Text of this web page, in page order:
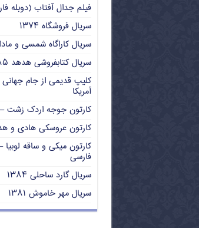
فیلم جدال آفتاب (دوبله
سریال فروشگاه ۱۳۷۴
سریال کاراگاه شمسی و مادام
سریال کتابفروشی هدهد ۱۳۸۵
کلیپ قدیمی از جام جهانی
آمریکا
کارتون جوجه اردک زشت –
کارتون عروسکی هادی و
کارتون میکی و ساقه لوبیا
فارسی
سریال گارد ساحلی ۱۳۸۴
سریال مهر خاموش ۱۳۸۱